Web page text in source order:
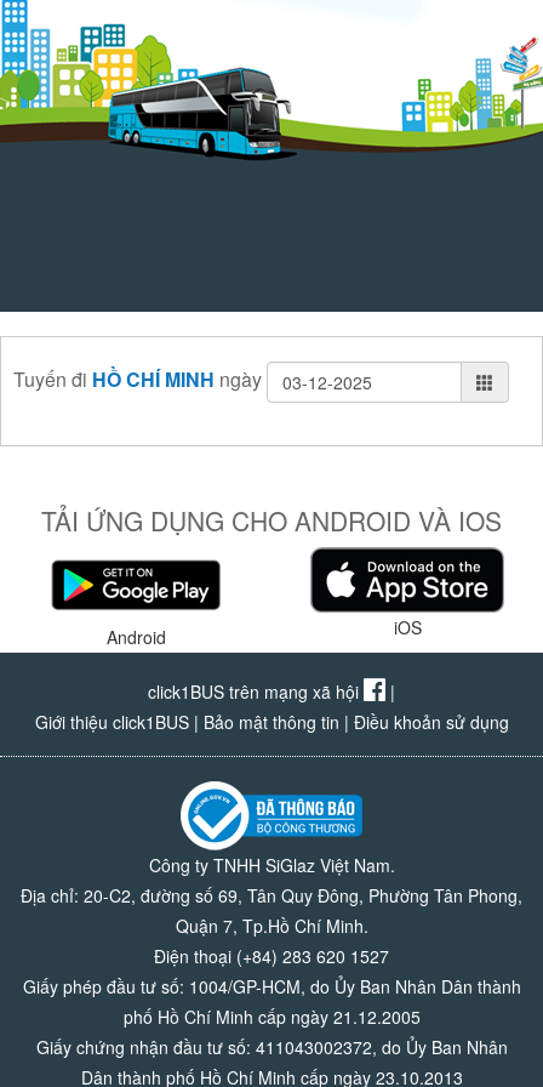
Tuyến đi HỒ CHÍ MINH ngày
TẢI ỨNG DỤNG CHO ANDROID VÀ IOS
Android iOS
click1BUS trên mạng xã hội
|
Giới thiệu click1BUS| Bảo mật thông tin | Điều khoản sử dụng
Công ty TNHH SiGlaz Việt Nam.
Địa chỉ: 20-C2, đường số 69, Tân Quy Đông, Phường Tân Phong,
Quận 7, Tp.Hồ Chí Minh.
Điện thoại (+84) 283 620 1527
Giấy phép đầu tư số: 1004/GP-HCM, do Ủy Ban Nhân Dân thành
phố Hồ Chí Minh cấp ngày 21.12.2005
Giấy chứng nhận đầu tư số: 411043002372, do Ủy Ban Nhân
Dân thành phố Hồ Chí Minh cấp ngày 23.10.2013